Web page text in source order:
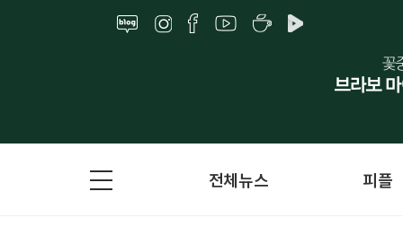
전체뉴스 피플